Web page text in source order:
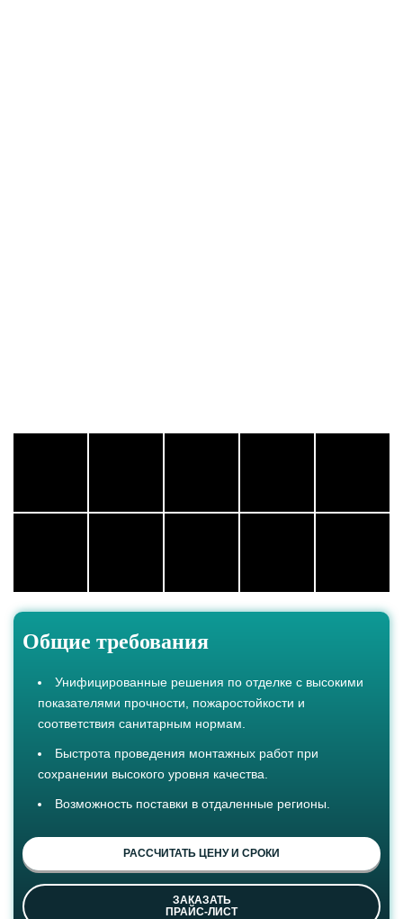
Общие требования
Унифицированные решения по отделке с высокими
показателями прочности, пожаростойкости и
соответствия санитарным нормам.
Быстрота проведения монтажных работ при
сохранении высокого уровня качества.
Возможность поставки в отдаленные регионы.
РАССЧИТАТЬ ЦЕНУ И СРОКИ
ЗАКАЗАТЬ
ПРАЙС-ЛИСТ